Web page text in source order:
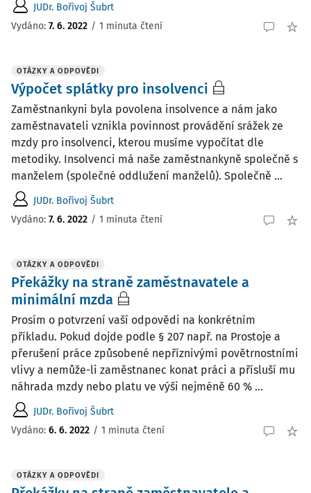
JUDr. Bořivoj Šubrt
Vydáno: 7. 6. 2022 / 1 minuta čtení
OTÁZKY A ODPOVĚDI
Výpočet splátky pro insolvenci
Zaměstnankyni byla povolena insolvence a nám jako
zaměstnavateli vznikla povinnost provádění srážek ze
mzdy pro insolvenci, kterou musíme vypočítat dle
metodiky. Insolvenci má naše zaměstnankyně společně s
manželem (společné oddlužení manželů). Společně ...
JUDr. Bořivoj Šubrt
Vydáno: 7. 6. 2022 / 1 minuta čtení
OTÁZKY A ODPOVĚDI
Překážky na straně zaměstnavatele a
minimální mzda
Prosím o potvrzení vaší odpovědi na konkrétním
příkladu. Pokud dojde podle § 207 např. na Prostoje a
přerušení práce způsobené nepříznivými povětrnostními
vlivy a nemůže-li zaměstnanec konat práci a přísluší mu
náhrada mzdy nebo platu ve výši nejméně 60 % ...
JUDr. Bořivoj Šubrt
Vydáno: 6. 6. 2022 / 1 minuta čtení
OTÁZKY A ODPOVĚDI